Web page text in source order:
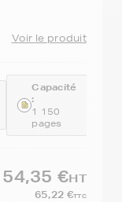
Voir le produit
Capacité
:
1 150
pages
54,35 €HT
65,22 €TTC